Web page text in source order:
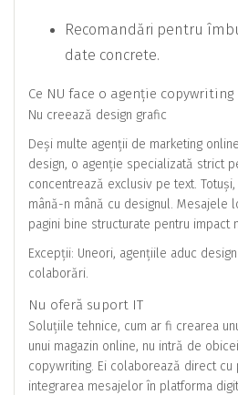
Recomandări pentru
date concrete.
Ce NU face o agenție copywriting
Nu creează design grafic
Deși multe agenții de marketing
design, o agenție specializată strict
concentrează exclusiv pe text.
mână-n mână cu designul. Mesajele
pagini bine structurate pentru impact
Excepții: Uneori, agențiile aduc
colaborări.
Nu oferă suport IT
Soluțiile tehnice, cum ar fi crearea
unui magazin online, nu intră de
copywriting. Ei colaborează direct cu
integrarea mesajelor în platforma